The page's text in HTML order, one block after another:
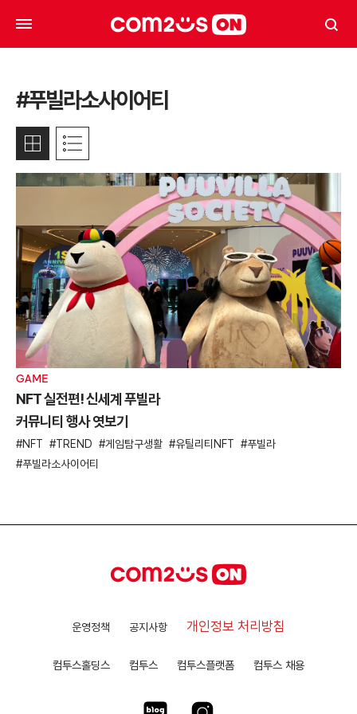
#푸빌라소사이어티
GAME
NFT 실전편! 신세계 푸빌라
커뮤니티 행사 엿보기
NFT TREND 게임탐구생활 유틸리티NFT
푸빌라
푸빌라소사이어티
운영정책 공지사항 개인정보 처리방침
컴투스홀딩스 컴투스 컴투스플랫폼 컴투스 채용